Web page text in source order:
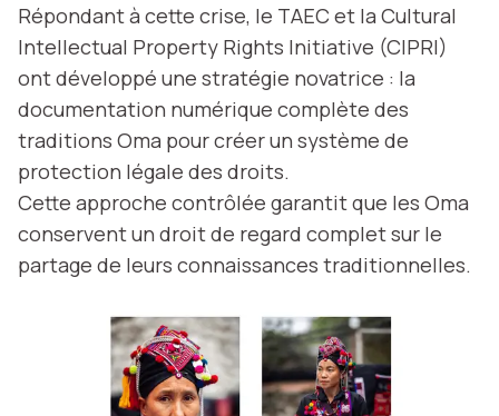
Répondant à cette crise, le TAEC et la Cultural
Intellectual Property Rights Initiative (CIPRI)
ont développé une stratégie novatrice : la
documentation numérique complète des
traditions Oma pour créer un système de
protection légale des droits.
Cette approche contrôlée garantit que les Oma
conservent un droit de regard complet sur le
partage de leurs connaissances traditionnelles.